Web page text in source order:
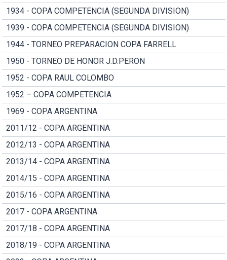
1934 - COPA COMPETENCIA (SEGUNDA DIVISION)
1939 - COPA COMPETENCIA (SEGUNDA DIVISION)
1944 - TORNEO PREPARACION COPA FARRELL
1950 - TORNEO DE HONOR J.D.PERON
1952 - COPA RAUL COLOMBO
1952 – COPA COMPETENCIA
1969 - COPA ARGENTINA
2011/12 - COPA ARGENTINA
2012/13 - COPA ARGENTINA
2013/14 - COPA ARGENTINA
2014/15 - COPA ARGENTINA
2015/16 - COPA ARGENTINA
2017 - COPA ARGENTINA
2017/18 - COPA ARGENTINA
2018/19 - COPA ARGENTINA